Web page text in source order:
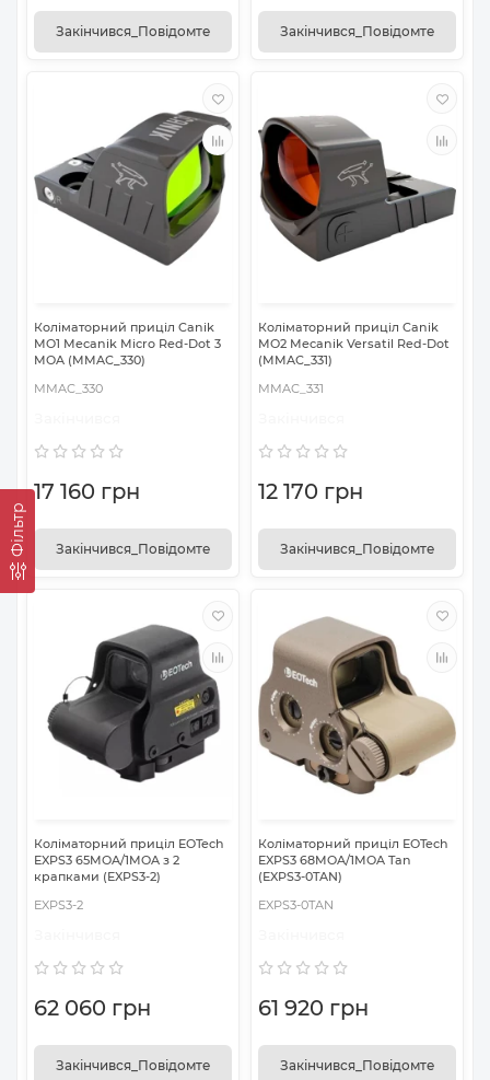
Фільтр
Закінчився_Повідомте Закінчився_Повідомте
Коліматорний приціл Canik
MO1 Mecanik Micro Red-Dot 3
MOA (MMAC_330)
MMAC_330
17 160 грн
Закінчився_Повідомте
Коліматорний приціл Canik
MO2 Mecanik Versatil Red-Dot
(MMAC_331)
MMAC_331
12 170 грн
Закінчився_Повідомте
Коліматорний приціл EOTech
EXPS3 65MOA/1MOA з 2
крапками (EXPS3-2)
EXPS3-2
62 060 грн
Закінчився_Повідомте
Коліматорний приціл EOTech
EXPS3 68MOA/1MOA Tan
(EXPS3-0TAN)
EXPS3-0TAN
61 920 грн
Закінчився_Повідомте